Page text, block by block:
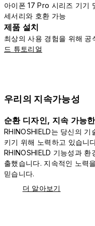
아이폰 17 Pro 시리즈 기기
세서리와 호환 가능
제품 설치
최상의 사용 경험을 위해 공
드 튜토리얼
우리의 지속가능성
순환 디자인, 지속 가능
RHINOSHIELD는 당신의
키기 위해 노력하고 있습니
RHINOSHIELD 기능성과
출했습니다. 지속적인 노력
믿습니다.
더 알아보기